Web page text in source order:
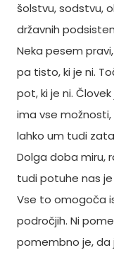
šolstvu, sodstvu,
državnih
Neka pesem
pa tisto, ki je ni.
pot, ki je ni.
ima vse
lahko um tudi
Dolga doba miru,
tudi potuhe nas
Vse to omogoča
področjih. Ni
pomembno je, da